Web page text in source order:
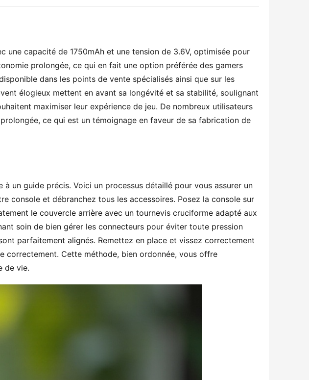
une capacité de 1750mAh et une tension de 3.6V, optimisée pour
prolongée, ce qui en fait une option préférée des gamers
dans les points de vente spécialisés ainsi que sur les
élogieux mettent en avant sa longévité et sa stabilité, soulignant
maximiser leur expérience de jeu. De nombreux utilisateurs
ce qui est un témoignage en faveur de sa fabrication de
un guide précis. Voici un processus détaillé pour vous assurer un
console et débranchez tous les accessoires. Posez la console sur
le couvercle arrière avec un tournevis cruciforme adapté aux
soin de bien gérer les connecteurs pour éviter toute pression
parfaitement alignés. Remettez en place et vissez correctement
correctement. Cette méthode, bien ordonnée, vous offre
de vie.